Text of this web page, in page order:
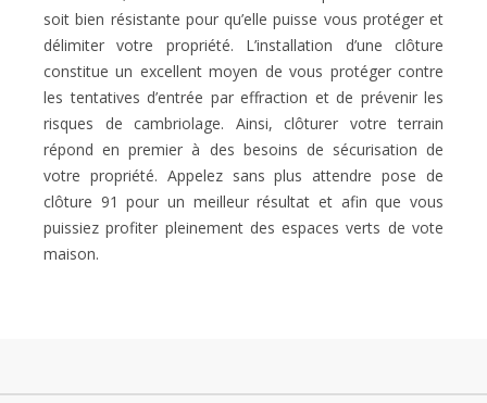
soit bien résistante pour qu’elle puisse vous protéger et
délimiter votre propriété. L’installation d’une clôture
constitue un excellent moyen de vous protéger contre
les tentatives d’entrée par effraction et de prévenir les
risques de cambriolage. Ainsi, clôturer votre terrain
répond en premier à des besoins de sécurisation de
votre propriété. Appelez sans plus attendre pose de
clôture 91 pour un meilleur résultat et afin que vous
puissiez profiter pleinement des espaces verts de vote
maison.